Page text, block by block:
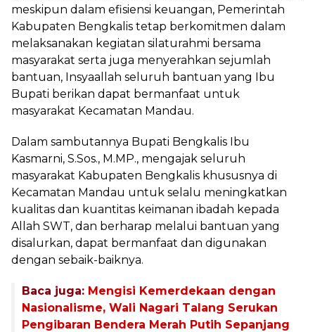
meskipun dalam efisiensi keuangan, Pemerintah
Kabupaten Bengkalis tetap berkomitmen dalam
melaksanakan kegiatan silaturahmi bersama
masyarakat serta juga menyerahkan sejumlah
bantuan, Insyaallah seluruh bantuan yang Ibu
Bupati berikan dapat bermanfaat untuk
masyarakat Kecamatan Mandau.
Dalam sambutannya Bupati Bengkalis Ibu
Kasmarni, S.Sos., M.MP., mengajak seluruh
masyarakat Kabupaten Bengkalis khususnya di
Kecamatan Mandau untuk selalu meningkatkan
kualitas dan kuantitas keimanan ibadah kepada
Allah SWT, dan berharap melalui bantuan yang
disalurkan, dapat bermanfaat dan digunakan
dengan sebaik-baiknya.
Baca juga: Mengisi Kemerdekaan dengan
Nasionalisme, Wali Nagari Talang Serukan
Pengibaran Bendera Merah Putih Sepanjang